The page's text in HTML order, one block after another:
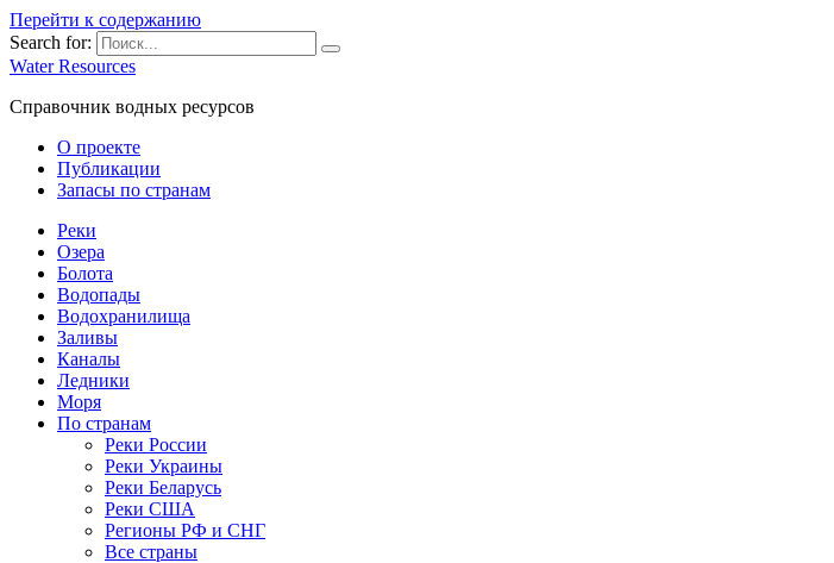
Перейти к содержанию
Search for:
Water Resources
Справочник водных ресурсов
О проекте
Публикации
Запасы по странам
Реки
Озера
Болота
Водопады
Водохранилища
Заливы
Каналы
Ледники
Моря
По странам
Реки России
Реки Украины
Реки Беларусь
Реки США
Регионы РФ и СНГ
Все страны